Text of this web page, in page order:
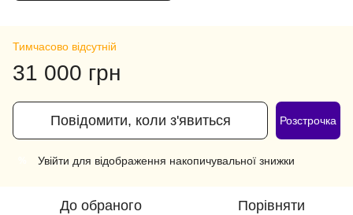
Тимчасово відсутній
31 000 грн
Повідомити, коли з'явиться Розстрочка
Увійти для відображення накопичувальної знижки
До обраного Порівняти